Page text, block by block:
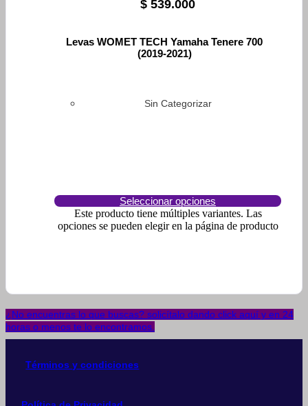
$ 539.000
Levas WOMET TECH Yamaha Tenere 700
(2019-2021)
Sin Categorizar
Seleccionar opciones
Este producto tiene múltiples variantes. Las
opciones se pueden elegir en la página de producto
¿No encuentras lo que buscas? solicítalo dando click aquí y en 24
horas o menos te lo encontramos.
Términos y condiciones